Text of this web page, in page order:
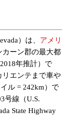
）は、 アメリ
ーン郡の最大都
年推計）で
リエンテまで車や
ル = 242km）で
号線（U.S.
State Highway